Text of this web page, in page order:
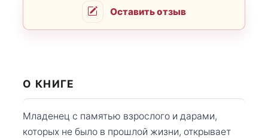
Оставить отзыв
О КНИГЕ
Младенец с памятью взрослого и дарами,
которых не было в прошлой жизни, открывает